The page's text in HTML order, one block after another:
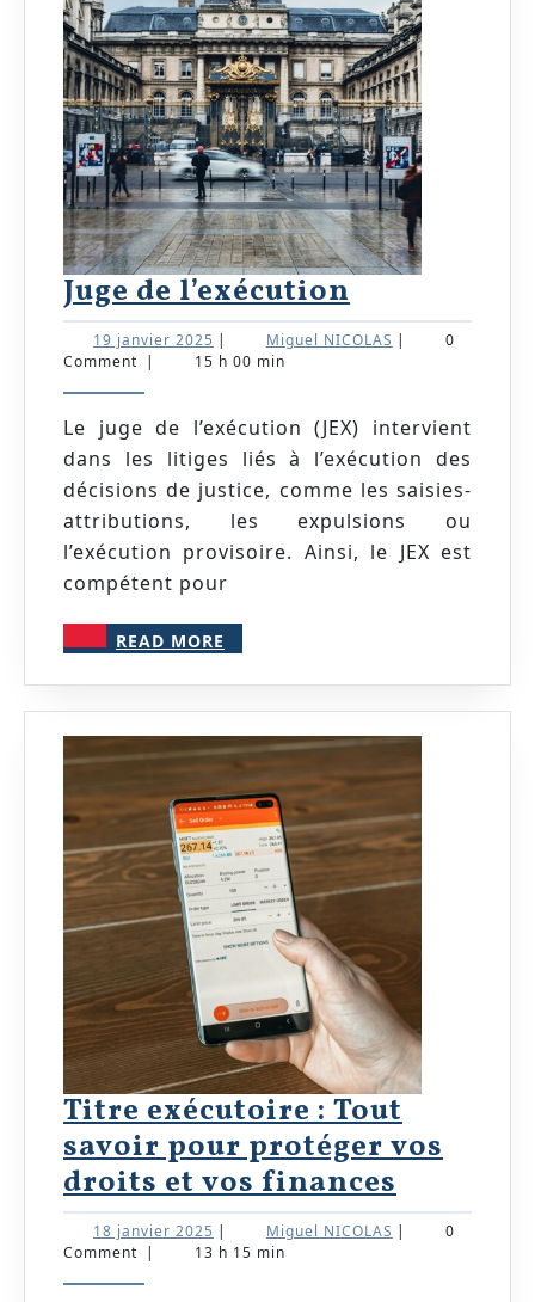
Juge de l’exécution
de
l’exécution
19 janvier 2025 19
janvier
| Miguel NICOLAS Miguel
|
0
Comment | 15 h 00 min
Le juge de l’exécution (JEX) intervient
dans les litiges liés à l’exécution des
décisions de justice, comme les saisies-
attributions, les expulsions ou
l’exécution provisoire. Ainsi, le JEX est
compétent pour
READ MORE
MORE
Titre exécutoire : Tout
savoir pour protéger vos
droits et vos finances
:
18 janvier 2025 18
janvier
| Miguel NICOLAS Miguel
|
0
Comment | 13 h 15 min